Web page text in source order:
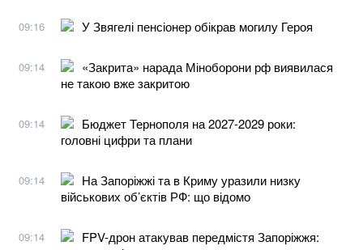
09:16 У Звягелі пенсіонер обікрав могилу Героя
09:14
«Закрита» нарада Міноборони рф виявилася
не такою вже закритою
09:14
Бюджет Тернополя на 2027-2029 роки:
головні цифри та плани
09:14
На Запоріжжі та в Криму уразили низку
військових об’єктів РФ: що відомо
09:14
FPV-дрон атакував передмістя Запоріжжя: